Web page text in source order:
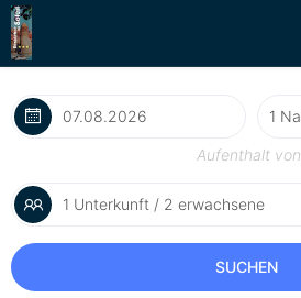
Aufenthalt von
1 Unterkunft / 2 erwachsene